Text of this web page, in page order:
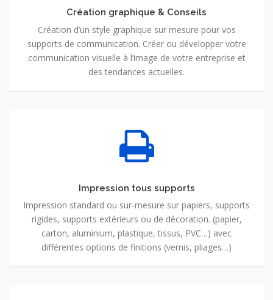
Création graphique & Conseils
Création d’un style graphique sur mesure pour vos
supports de communication. Créer ou développer votre
communication visuelle à l’image de votre entreprise et
des tendances actuelles.
Impression tous supports
Impression standard ou sur-mesure sur papiers, supports
rigides, supports extérieurs ou de décoration. (papier,
carton, aluminium, plastique, tissus, PVC…) avec
différentes options de finitions (vernis, pliages…)